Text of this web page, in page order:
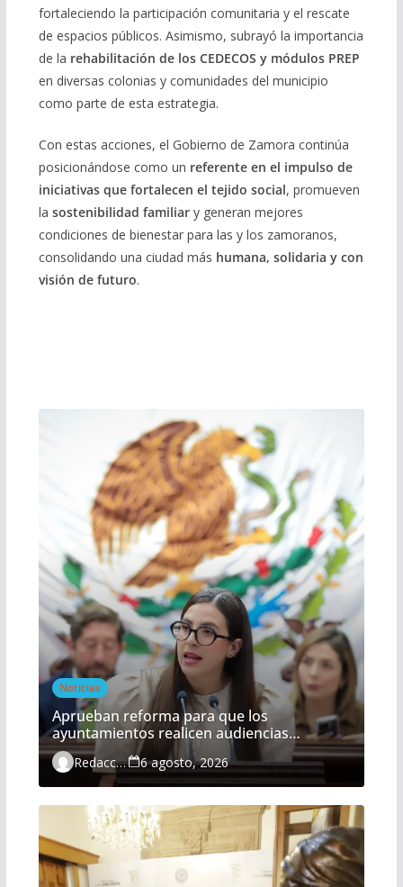
fortaleciendo la participación comunitaria y el rescate
de espacios públicos. Asimismo, subrayó la importancia
de la rehabilitación de los CEDECOS y módulos PREP
en diversas colonias y comunidades del municipio
como parte de esta estrategia.
Con estas acciones, el Gobierno de Zamora continúa
posicionándose como un referente en el impulso de
iniciativas que fortalecen el tejido social, promueven
la sostenibilidad familiary generan mejores
condiciones de bienestar para las y los zamoranos,
consolidando una ciudad más humana, solidaria y con
visión de futuro.
Noticias
Aprueban reforma para que los
ayuntamientos realicen audiencias
ciudadanas de manera obligatoria
Redacción 6 agosto, 2026